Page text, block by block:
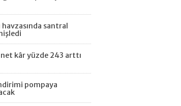
santral
kâr yüzde 243 arttı
pompaya